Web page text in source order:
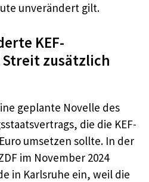
unverändert gilt.
KEF-
zusätzlich
geplante Novelle des
die die KEF-
umsetzen sollte. In der
im November 2024
in Karlsruhe ein, weil die